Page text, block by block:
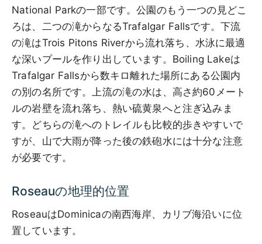
National Parkの一部です。公園のもう一つの見どこ
ろは、二つの滝からなるTrafalgar Fallsです。下流
の滝はTrois Pitons Riverから流れ落ち、水泳に最適
な深いプールを作り出しています。Boiling Lakeは
Trafalgar Fallsから数キロ離れた場所にある公園内
の別の名所です。上流の滝の水は、高さ約60メート
ルの岩壁を流れ落ち、熱い硫黄泉へと注ぎ込みま
す。どちらの滝へのトレイルも比較的歩きやすいで
すが、山で大雨が降った後の鉄砲水には十分な注意
が必要です。
Roseauの地理的位置
RoseauはDominicaの南西海岸、カリブ海沿いに位
置しています。